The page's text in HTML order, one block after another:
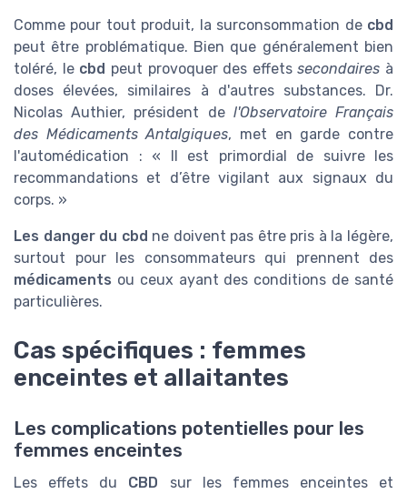
Comme pour tout produit, la surconsommation de cbd
peut être problématique. Bien que généralement bien
toléré, le cbd peut provoquer des effetssecondaires à
doses élevées, similaires à d'autres substances. Dr.
Nicolas Authier, président de l'Observatoire Français
des Médicaments Antalgiques, met en garde contre
l'automédication : « Il est primordial de suivre les
recommandations et d’être vigilant aux signaux du
corps. »
Les danger du cbd ne doivent pas être pris à la légère,
surtout pour les consommateurs qui prennent des
médicaments ou ceux ayant des conditions de santé
particulières.
Cas spécifiques : femmes
enceintes et allaitantes
Les complications potentielles pour les
femmes enceintes
Les effets du CBD sur les femmes enceintes et